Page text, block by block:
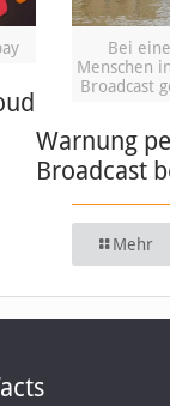
Bei
Menschen
Broadcast
Warnung
Broadcast
Mehr